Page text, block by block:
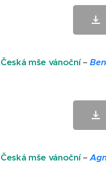
Česká mše vánoční–
Česká mše vánoční–